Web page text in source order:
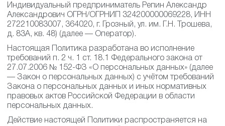
Индивидуальный предприниматель Репин Александр
Александрович ОГРН/ОГРНИП 324200000069228, ИНН
272210083007, 364020, г. Грозный, ул. им. Г.Н. Трошева,
д. 83А, кв. 48) (далее — Оператор).
Настоящая Политика разработана во исполнение
требований п. 2 ч. 1 ст. 18.1 Федерального закона от
27.07.2006 № 152-ФЗ «О персональных данных» (далее
— Закон о персональных данных) с учётом требований
Закона о персональных данных и иных нормативных
правовых актов Российской Федерации в области
персональных данных.
Действие настоящей Политики распространяется на